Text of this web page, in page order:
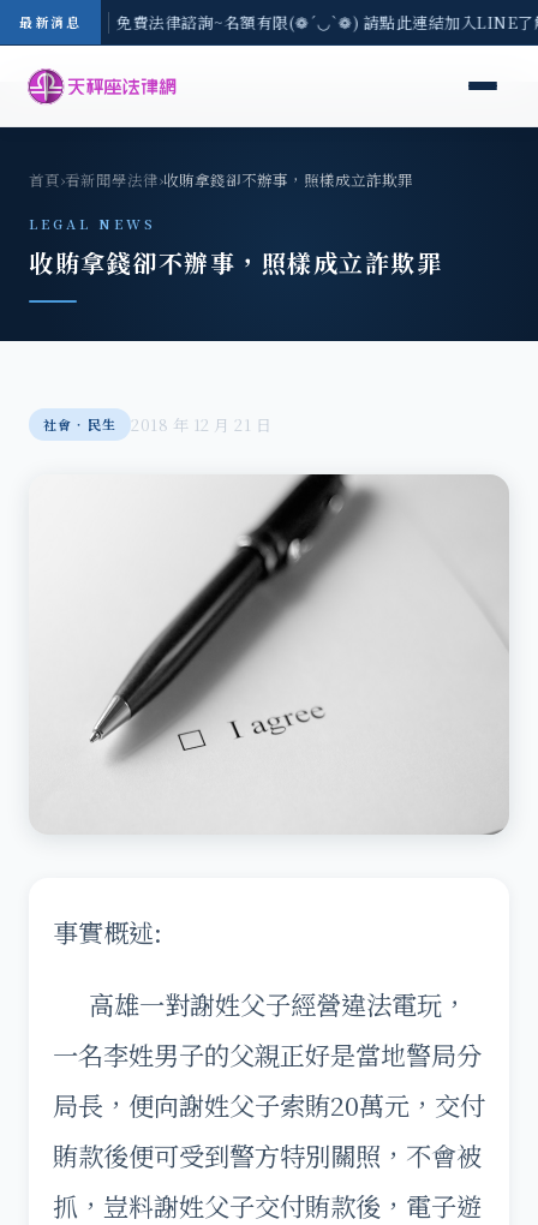
最新消息
-8/3(一) 現場免費法律諮詢~名額有限(❁´◡`❁) 請點此連結加入LINE
首頁›看新聞學法律›收賄拿錢卻不辦事，照樣成立詐欺罪
LEGAL NEWS
收賄拿錢卻不辦事，照樣成立詐欺罪
社會‧民生 2018 年 12 月 21 日
事實概述:
高雄一對謝姓父子經營違法電玩，
一名李姓男子的父親正好是當地警局分
局長，便向謝姓父子索賄20萬元，交付
賄款後便可受到警方特別關照，不會被
抓，豈料謝姓父子交付賄款後，電子遊